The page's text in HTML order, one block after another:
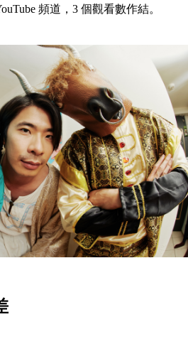
頻道，3 個觀看數作結。